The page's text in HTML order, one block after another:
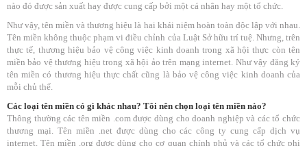
nào đó được sản xuất hay được cung cấp bởi một cá nhân hay một tổ chức.
Như vậy, tên miền và thương hiệu là hai khái niệm hoàn toàn độc lập với nhau.
Tên miền không thuộc phạm vi điều chỉnh của Luật Sở hữu trí tuệ. Nhưng, trên
thực tế, thương hiệu bảo vệ công việc kinh doanh trong xã hội thực còn tên
miền bảo vệ thương hiệu trong xã hội ảo trên mạng internet. Như vậy đăng ký
tên miền có thương hiệu thực chất cũng là bảo vệ công việc kinh doanh của
mỗi chủ thể.
Các loại tên miền có gì khác nhau? Tôi nên chọn loại tên miền nào?
Thông thường các tên miền .com được dùng cho doanh nghiệp và các tổ chức
thương mại. Tên miền .net được dùng cho các công ty cung cấp dịch vụ
internet. Tên miền .org được dùng cho cơ quan chính phủ và các tổ chức phi